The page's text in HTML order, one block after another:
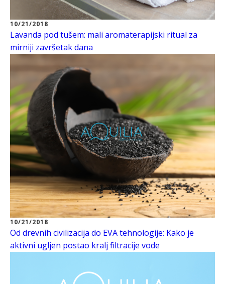
10/21/2018
Lavanda pod tušem: mali aromaterapijski ritual za
mirniji završetak dana
10/21/2018
Od drevnih civilizacija do EVA tehnologije: Kako je
aktivni ugljen postao kralj filtracije vode